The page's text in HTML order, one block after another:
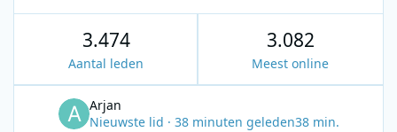
3.474
Aantal leden
3.082
Meest online
Arjan
Nieuwste lid · 38 minuten geleden38 min.